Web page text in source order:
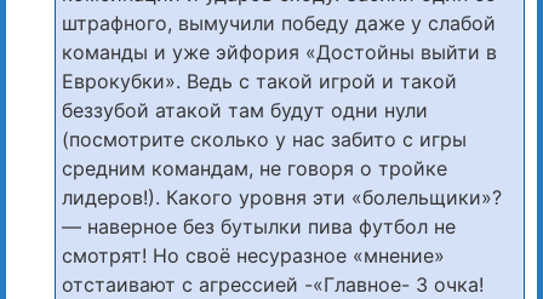
штрафного, вымучили победу даже у слабой
команды и уже эйфория «Достойны выйти в
Еврокубки». Ведь с такой игрой и такой
беззубой атакой там будут одни нули
(посмотрите сколько у нас забито с игры
средним командам, не говоря о тройке
лидеров!). Какого уровня эти «болельщики»?
— наверное без бутылки пива футбол не
смотрят! Но своё несуразное «мнение»
отстаивают с агрессией -«Главное- 3 очка!